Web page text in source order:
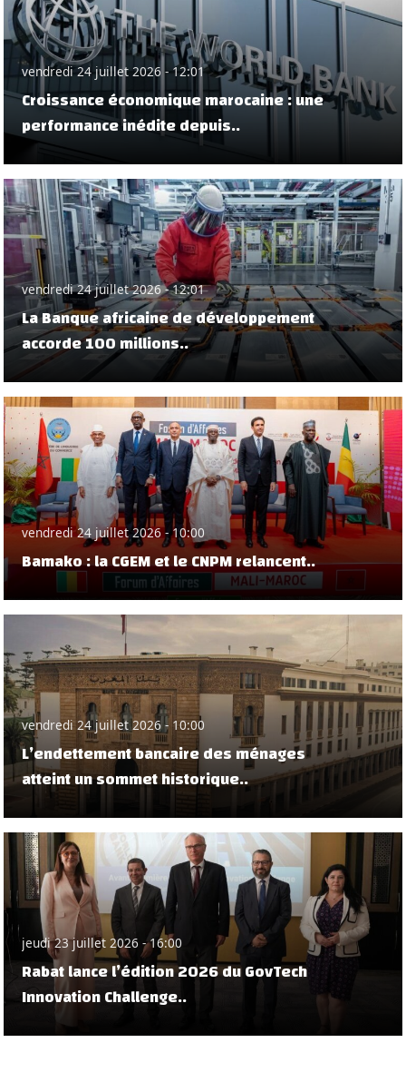
vendredi 24 juillet 2026 - 12:01
Croissance économique marocaine : une
performance inédite depuis..
vendredi 24 juillet 2026 - 12:01
La Banque africaine de développement
accorde 100 millions..
vendredi 24 juillet 2026 - 10:00
Bamako : la CGEM et le CNPM relancent..
vendredi 24 juillet 2026 - 10:00
L’endettement bancaire des ménages
atteint un sommet historique..
jeudi 23 juillet 2026 - 16:00
Rabat lance l’édition 2026 du GovTech
Innovation Challenge..